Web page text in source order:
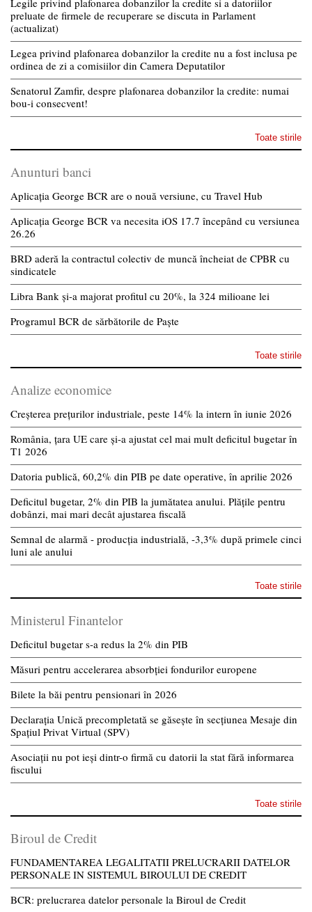
Legile privind plafonarea dobanzilor la credite si a datoriilor
preluate de firmele de recuperare se discuta in Parlament
(actualizat)
Legea privind plafonarea dobanzilor la credite nu a fost inclusa pe
ordinea de zi a comisiilor din Camera Deputatilor
Senatorul Zamfir, despre plafonarea dobanzilor la credite: numai
bou-i consecvent!
Toate stirile
Anunturi banci
Aplicația George BCR are o nouă versiune, cu Travel Hub
Aplicația George BCR va necesita iOS 17.7 începând cu versiunea
26.26
BRD aderă la contractul colectiv de muncă încheiat de CPBR cu
sindicatele
Libra Bank și-a majorat profitul cu 20%, la 324 milioane lei
Programul BCR de sărbătorile de Paște
Toate stirile
Analize economice
Creșterea prețurilor industriale, peste 14% la intern în iunie 2026
România, țara UE care și-a ajustat cel mai mult deficitul bugetar în
T1 2026
Datoria publică, 60,2% din PIB pe date operative, în aprilie 2026
Deficitul bugetar, 2% din PIB la jumătatea anului. Plățile pentru
dobânzi, mai mari decât ajustarea fiscală
Semnal de alarmă - producția industrială, -3,3% după primele cinci
luni ale anului
Toate stirile
Ministerul Finantelor
Deficitul bugetar s-a redus la 2% din PIB
Măsuri pentru accelerarea absorbției fondurilor europene
Bilete la băi pentru pensionari în 2026
Declarația Unică precompletată se găsește în secțiunea Mesaje din
Spațiul Privat Virtual (SPV)
Asociații nu pot ieși dintr-o firmă cu datorii la stat fără informarea
fiscului
Toate stirile
Biroul de Credit
FUNDAMENTAREA LEGALITATII PRELUCRARII DATELOR
PERSONALE IN SISTEMUL BIROULUI DE CREDIT
BCR: prelucrarea datelor personale la Biroul de Credit